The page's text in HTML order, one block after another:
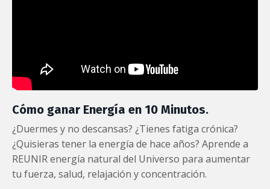
Cómo ganar Energía en 10 Minutos.
¿Duermes y no descansas? ¿Tienes fatiga crónica?
¿Quisieras tener la energía de hace años? Aprende a
REUNIR energía natural del Universo para aumentar
tu fuerza, salud, relajación y concentración.